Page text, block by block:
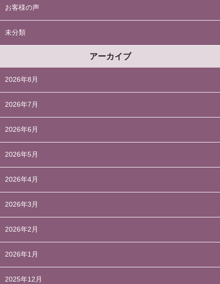
お客様の声
未分類
アーカイブ
2026年8月
2026年7月
2026年6月
2026年5月
2026年4月
2026年3月
2026年2月
2026年1月
2025年12月